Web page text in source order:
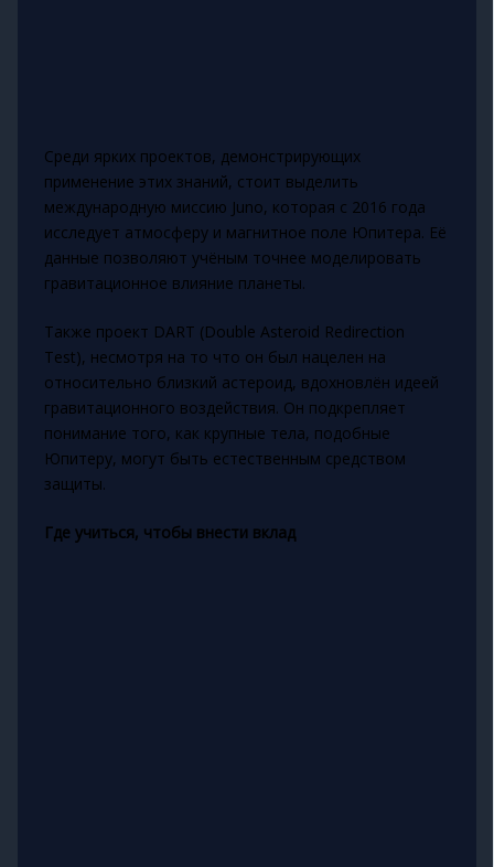
Среди ярких проектов, демонстрирующих
применение этих знаний, стоит выделить
международную миссию Juno, которая с 2016 года
исследует атмосферу и магнитное поле Юпитера. Её
данные позволяют учёным точнее моделировать
гравитационное влияние планеты.
Также проект DART (Double Asteroid Redirection
Test), несмотря на то что он был нацелен на
относительно близкий астероид, вдохновлён идеей
гравитационного воздействия. Он подкрепляет
понимание того, как крупные тела, подобные
Юпитеру, могут быть естественным средством
защиты.
Где учиться, чтобы внести вклад